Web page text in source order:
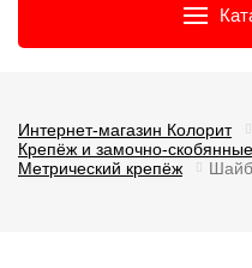
Интернет-магазин Колорит
Крепёж и замочно-
Метрический крепёж